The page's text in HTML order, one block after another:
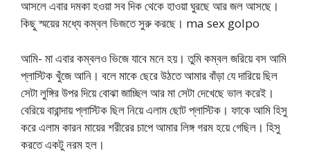
আসলে এবার দমকা হওয়া সব দিক থেকে হাওয়া ঘুরছে আর জল আসছে।
কিছু স্ময়ের মধ্যে কম্বল ভিজতে সুরু করছে। ma sex golpo
আমি- মা এবার কম্বলও ভিজে যাবে মনে হয়। তুমি কম্বল জরিয়ে বস আমি
প্লাস্টিক খুঁজে আনি। বলে মাকে ছেরে উঠতে আমার বাঁড়া যে দারিয়ে ছিল
সেটা লুঙ্গির উপর দিয়ে বোঝা জাচ্ছিল আর মা সেটা দেখেছে ভাল করেই।
বেরিয়ে বারান্দায় প্লাস্টিক ছিল নিয়ে এলাম ছোট প্লাস্টিক। ফাকে আমি হিসু
করে এলাম কারন মায়ের শরীরের চাপে আমার লিঙ্গ গরম হয়ে গেছিল। হিসু
করতে একটু নরম হল।